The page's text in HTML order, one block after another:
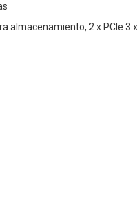
almacenamiento, 2 x PCIe 3